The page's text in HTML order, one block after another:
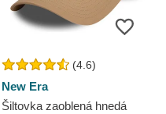
(4.6)
New Era
Šiltovka zaoblená hnedá